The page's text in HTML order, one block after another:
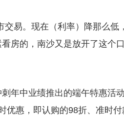
易。现在（利率）降那么低
房的，南沙又是放开了这个
年中业绩推出的端午特惠活
优惠，即认购的98折、准时